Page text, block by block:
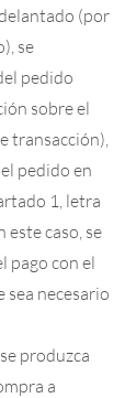
(por
se
pedido
sobre el
transacción),
pedido en
1, letra
este caso, se
pago con el
sea necesario
produzca
a